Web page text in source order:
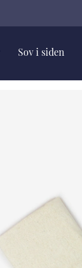
Sov i siden